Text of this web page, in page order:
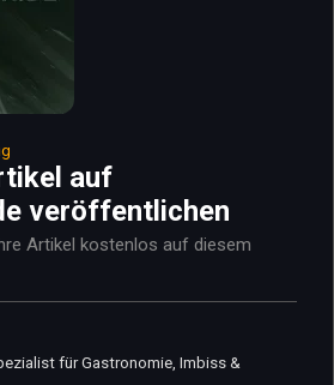
auf
veröffentlichen
Artikel kostenlos auf diesem
für Gastronomie, Imbiss &